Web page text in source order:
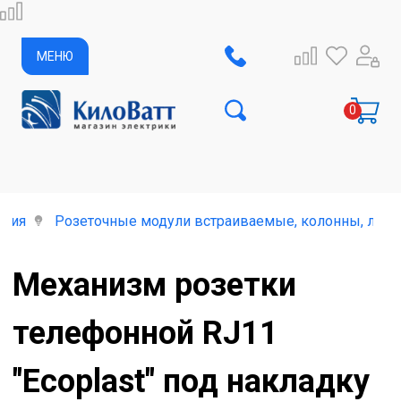
МЕНЮ
Розеточные модули встраиваемые, колонны,
Механизм розетки
телефонной RJ11
"Ecoplast" под накладку